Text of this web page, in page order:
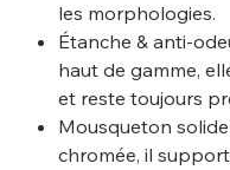
les morphologies.
Étanche & anti-
haut de gamme,
et reste toujours
Mousqueton
chromée, il